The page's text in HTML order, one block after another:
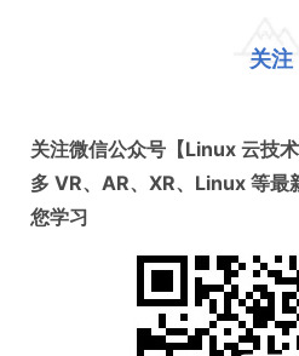
关注
关注微信公众号【Linux 云技
多 VR、AR、XR、Linux 等最
您学习